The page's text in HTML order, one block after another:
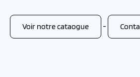
Voir notre cataogue -